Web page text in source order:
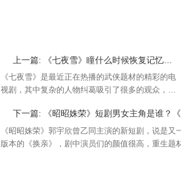
上一篇: 《七夜雪》瞳什么时候恢复记忆，瞳和薛紫夜相认了吗
《七夜雪》是最近正在热播的武侠题材的精彩的电
视剧，其中复杂的人物纠葛吸引了很多的观众，瞳
什么时候恢复记忆和薛紫夜相认，小编就带大家一
起来看看吧！
下一篇: 《昭昭姝荣》短剧男女主角是谁？《昭昭姝荣》短剧剧情介绍
《昭昭姝荣》郭宇欣曾乙同主演的新短剧，说是又一
版本的《换亲》，剧中演员们的颜值很高，重生题材